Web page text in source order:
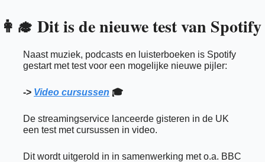
👩‍🎓 Dit is de nieuwe test van Spotify
Naast muziek, podcasts en luisterboeken is Spotify
gestart met test voor een mogelijke nieuwe pijler:
-> Video cursussen 🎓
De streamingservice lanceerde gisteren in de UK
een test met cursussen in video.
Dit wordt uitgerold in in samenwerking met o.a. BBC